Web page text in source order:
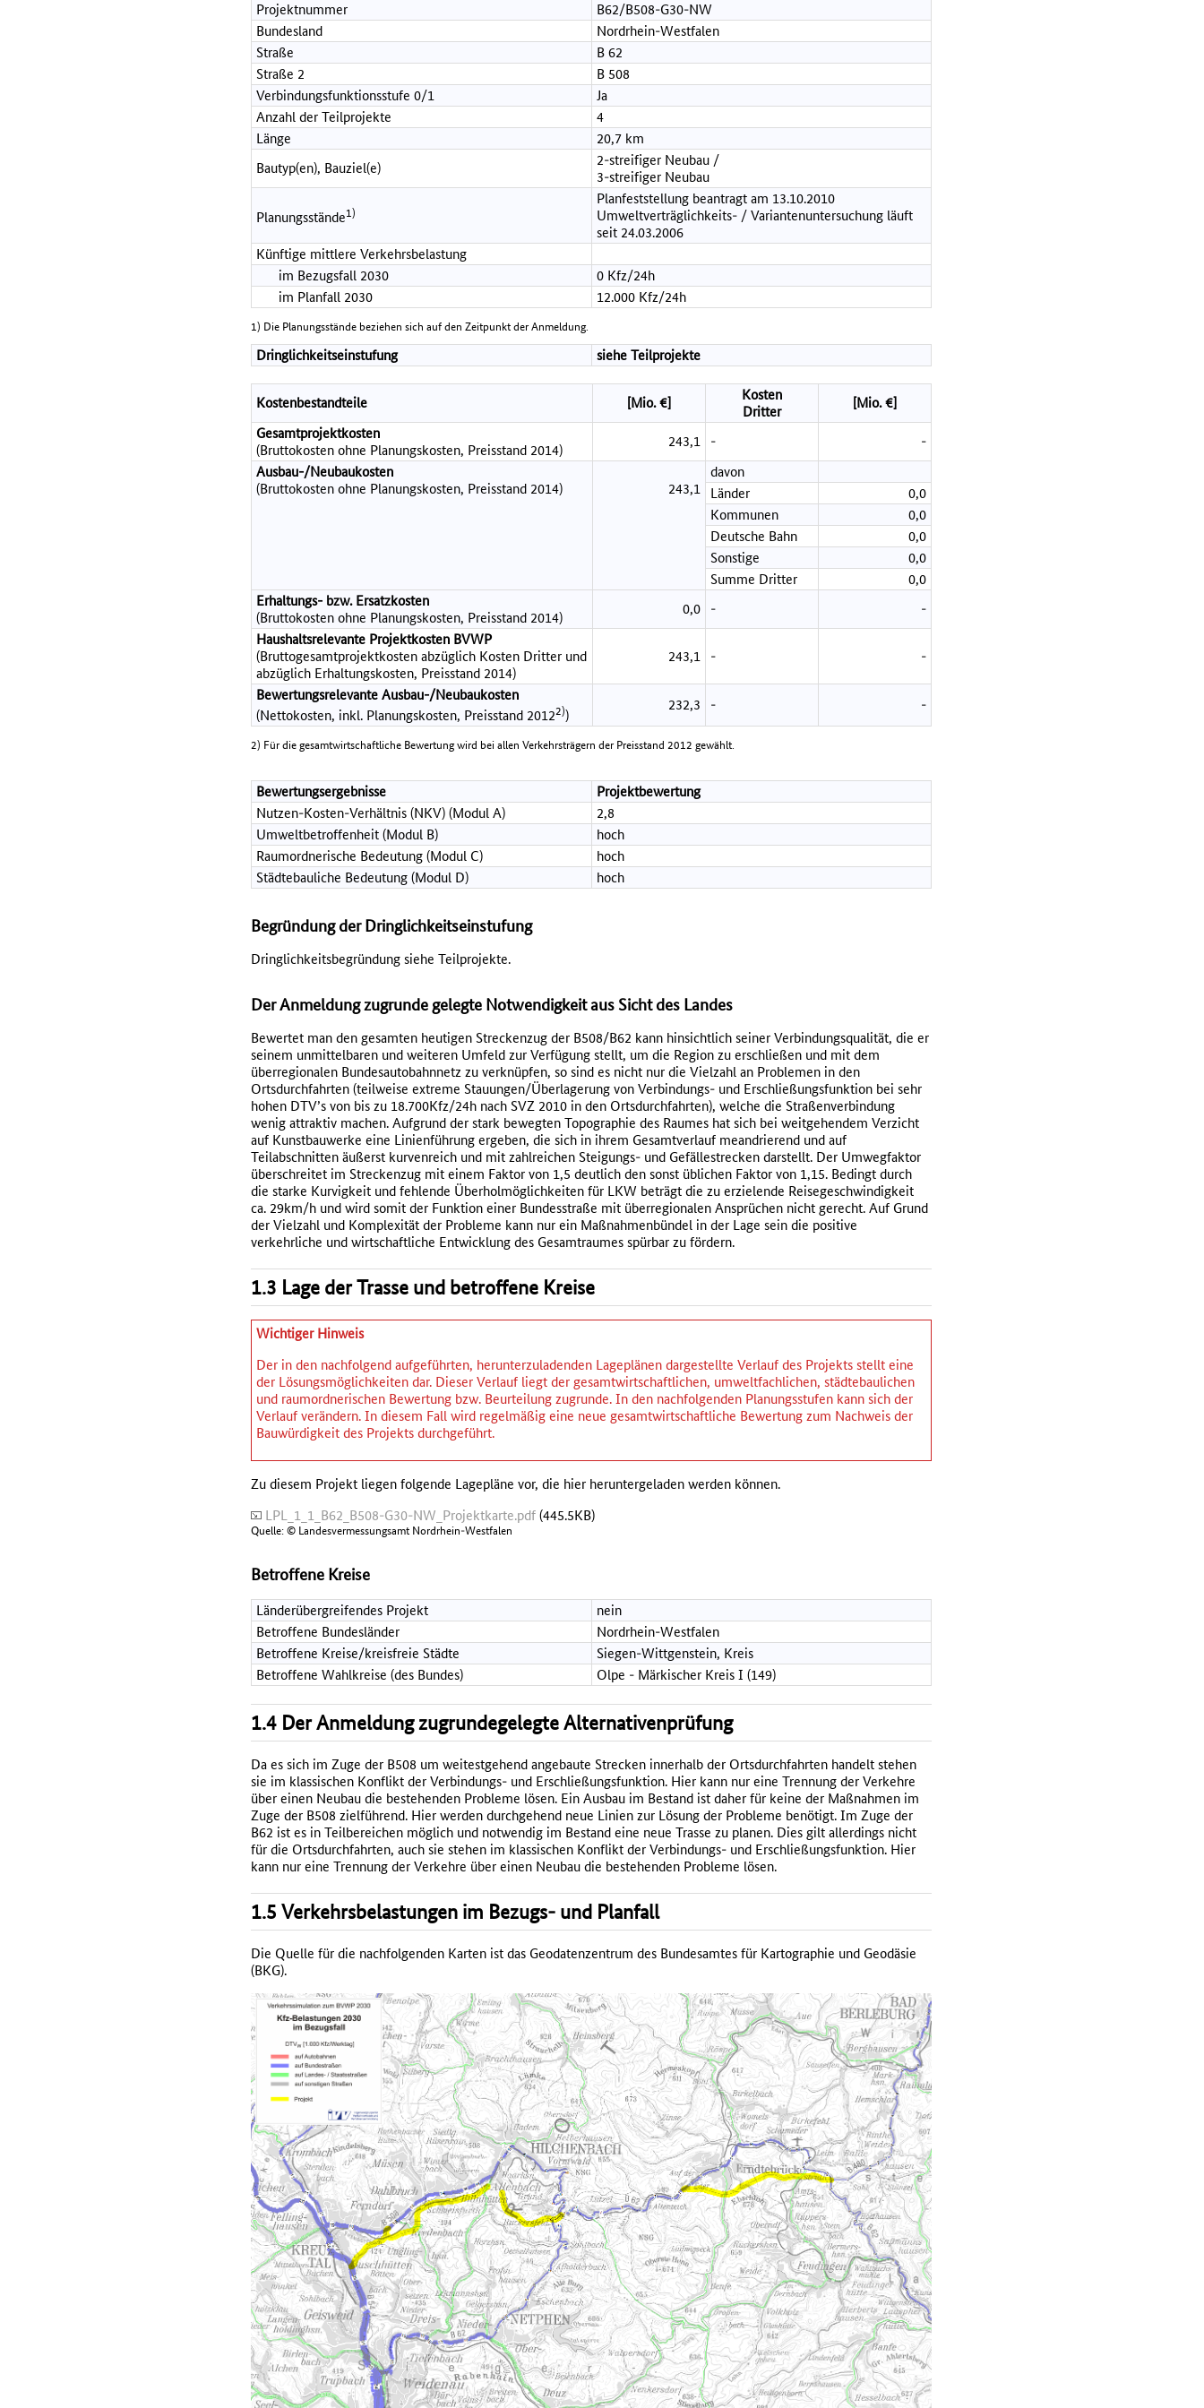
Projektnummer
B62/B508-G30-NW
Bundesland
Nordrhein-Westfalen
Straße
B 62
Straße 2
B 508
Verbindungsfunktionsstufe 0/1
Ja
Anzahl der Teilprojekte
4
Länge
20,7 km
Bautyp(en), Bauziel(e)
2-streifiger Neubau /
3-streifiger Neubau
Planungsstände1)
Planfeststellung beantragt am 13.10.2010
Umweltverträglichkeits- / Variantenuntersuchung läuft
seit 24.03.2006
Künftige mittlere Verkehrsbelastung
im Bezugsfall 2030
0 Kfz/24h
im Planfall 2030
12.000 Kfz/24h
1) Die Planungsstände beziehen sich auf den Zeitpunkt der Anmeldung.
Dringlichkeitseinstufung siehe Teilprojekte
Kostenbestandteile [Mio. €]
Kosten
Dritter
[Mio. €]
Gesamtprojektkosten
(Bruttokosten ohne Planungskosten, Preisstand 2014)
243,1 -
-
Ausbau-/Neubaukosten
(Bruttokosten ohne Planungskosten, Preisstand 2014)
243,1
davon
Länder
0,0
Kommunen
0,0
Deutsche Bahn
0,0
Sonstige
0,0
Summe Dritter
0,0
Erhaltungs- bzw. Ersatzkosten
(Bruttokosten ohne Planungskosten, Preisstand 2014)
0,0 -
-
Haushaltsrelevante Projektkosten BVWP
(Bruttogesamtprojektkosten abzüglich Kosten Dritter und
abzüglich Erhaltungskosten, Preisstand 2014)
243,1 - -
Bewertungsrelevante Ausbau-/Neubaukosten
(Nettokosten, inkl. Planungskosten, Preisstand 20122))
232,3 - -
2) Für die gesamtwirtschaftliche Bewertung wird bei allen Verkehrsträgern der Preisstand 2012 gewählt.
Bewertungsergebnisse
Projektbewertung
Nutzen-Kosten-Verhältnis (NKV) (Modul A)
2,8
Umweltbetroffenheit (Modul B)
hoch
Raumordnerische Bedeutung (Modul C)
hoch
Städtebauliche Bedeutung (Modul D)
hoch
Begründung der Dringlichkeitseinstufung
Dringlichkeitsbegründung siehe Teilprojekte.
Der Anmeldung zugrunde gelegte Notwendigkeit aus Sicht des Landes
Bewertet man den gesamten heutigen Streckenzug der B508/B62 kann hinsichtlich seiner Verbindungsqualität, die er
seinem unmittelbaren und weiteren Umfeld zur Verfügung stellt, um die Region zu erschließen und mit dem
überregionalen Bundesautobahnnetz zu verknüpfen, so sind es nicht nur die Vielzahl an Problemen in den
Ortsdurchfahrten (teilweise extreme Stauungen/Überlagerung von Verbindungs- und Erschließungsfunktion bei sehr
hohen DTV’s von bis zu 18.700Kfz/24h nach SVZ 2010 in den Ortsdurchfahrten), welche die Straßenverbindung
wenig attraktiv machen. Aufgrund der stark bewegten Topographie des Raumes hat sich bei weitgehendem Verzicht
auf Kunstbauwerke eine Linienführung ergeben, die sich in ihrem Gesamtverlauf meandrierend und auf
Teilabschnitten äußerst kurvenreich und mit zahlreichen Steigungs- und Gefällestrecken darstellt. Der Umwegfaktor
überschreitet im Streckenzug mit einem Faktor von 1,5 deutlich den sonst üblichen Faktor von 1,15. Bedingt durch
die starke Kurvigkeit und fehlende Überholmöglichkeiten für LKW beträgt die zu erzielende Reisegeschwindigkeit
ca. 29km/h und wird somit der Funktion einer Bundesstraße mit überregionalen Ansprüchen nicht gerecht. Auf Grund
der Vielzahl und Komplexität der Probleme kann nur ein Maßnahmenbündel in der Lage sein die positive
verkehrliche und wirtschaftliche Entwicklung des Gesamtraumes spürbar zu fördern.
1.3 Lage der Trasse und betroffene Kreise
Wichtiger Hinweis
Der in den nachfolgend aufgeführten, herunterzuladenden Lageplänen dargestellte Verlauf des Projekts stellt eine
der Lösungsmöglichkeiten dar. Dieser Verlauf liegt der gesamtwirtschaftlichen, umweltfachlichen, städtebaulichen
und raumordnerischen Bewertung bzw. Beurteilung zugrunde. In den nachfolgenden Planungsstufen kann sich der
Verlauf verändern. In diesem Fall wird regelmäßig eine neue gesamtwirtschaftliche Bewertung zum Nachweis der
Bauwürdigkeit des Projekts durchgeführt.
Zu diesem Projekt liegen folgende Lagepläne vor, die hier heruntergeladen werden können.
LPL_1_1_B62_B508-G30-NW_Projektkarte.pdf (445.5KB)
Quelle: © Landesvermessungsamt Nordrhein-Westfalen
Betroffene Kreise
Länderübergreifendes Projekt
nein
Betroffene Bundesländer
Nordrhein-Westfalen
Betroffene Kreise/kreisfreie Städte
Siegen-Wittgenstein, Kreis
Betroffene Wahlkreise (des Bundes)
Olpe - Märkischer Kreis I (149)
1.4 Der Anmeldung zugrundegelegte Alternativenprüfung
Da es sich im Zuge der B508 um weitestgehend angebaute Strecken innerhalb der Ortsdurchfahrten handelt stehen
sie im klassischen Konflikt der Verbindungs- und Erschließungsfunktion. Hier kann nur eine Trennung der Verkehre
über einen Neubau die bestehenden Probleme lösen. Ein Ausbau im Bestand ist daher für keine der Maßnahmen im
Zuge der B508 zielführend. Hier werden durchgehend neue Linien zur Lösung der Probleme benötigt. Im Zuge der
B62 ist es in Teilbereichen möglich und notwendig im Bestand eine neue Trasse zu planen. Dies gilt allerdings nicht
für die Ortsdurchfahrten, auch sie stehen im klassischen Konflikt der Verbindungs- und Erschließungsfunktion. Hier
kann nur eine Trennung der Verkehre über einen Neubau die bestehenden Probleme lösen.
1.5 Verkehrsbelastungen im Bezugs- und Planfall
Die Quelle für die nachfolgenden Karten ist das Geodatenzentrum des Bundesamtes für Kartographie und Geodäsie
(BKG).